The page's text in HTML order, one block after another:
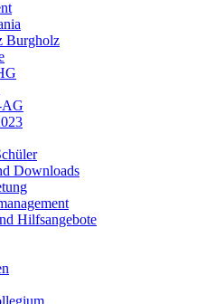
Burgholz
AG
Downloads
Hilfsangebote